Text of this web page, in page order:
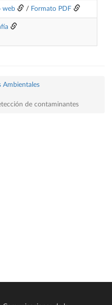
web / Formato PDF
Ambientales
de contaminantes